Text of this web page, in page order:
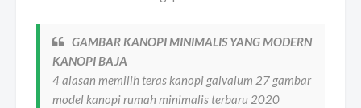
GAMBAR KANOPI MINIMALIS YANG MODERN
KANOPI BAJA
4 alasan memilih teras kanopi galvalum 27 gambar
model kanopi rumah minimalis terbaru 2020